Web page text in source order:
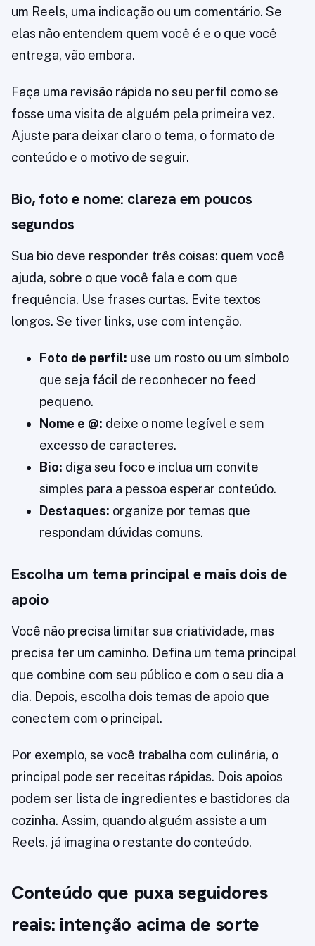
um Reels, uma indicação ou um comentário. Se
elas não entendem quem você é e o que você
entrega, vão embora.
Faça uma revisão rápida no seu perfil como se
fosse uma visita de alguém pela primeira vez.
Ajuste para deixar claro o tema, o formato de
conteúdo e o motivo de seguir.
Bio, foto e nome: clareza em poucos
segundos
Sua bio deve responder três coisas: quem você
ajuda, sobre o que você fala e com que
frequência. Use frases curtas. Evite textos
longos. Se tiver links, use com intenção.
Foto de perfil: use um rosto ou um símbolo
que seja fácil de reconhecer no feed
pequeno.
Nome e @: deixe o nome legível e sem
excesso de caracteres.
Bio: diga seu foco e inclua um convite
simples para a pessoa esperar conteúdo.
Destaques: organize por temas que
respondam dúvidas comuns.
Escolha um tema principal e mais dois de
apoio
Você não precisa limitar sua criatividade, mas
precisa ter um caminho. Defina um tema principal
que combine com seu público e com o seu dia a
dia. Depois, escolha dois temas de apoio que
conectem com o principal.
Por exemplo, se você trabalha com culinária, o
principal pode ser receitas rápidas. Dois apoios
podem ser lista de ingredientes e bastidores da
cozinha. Assim, quando alguém assiste a um
Reels, já imagina o restante do conteúdo.
Conteúdo que puxa seguidores
reais: intenção acima de sorte